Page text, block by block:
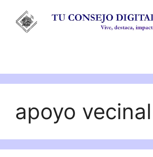
contenido
apoyo vecinal